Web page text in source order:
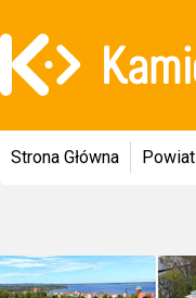
Strona Główna Powiat